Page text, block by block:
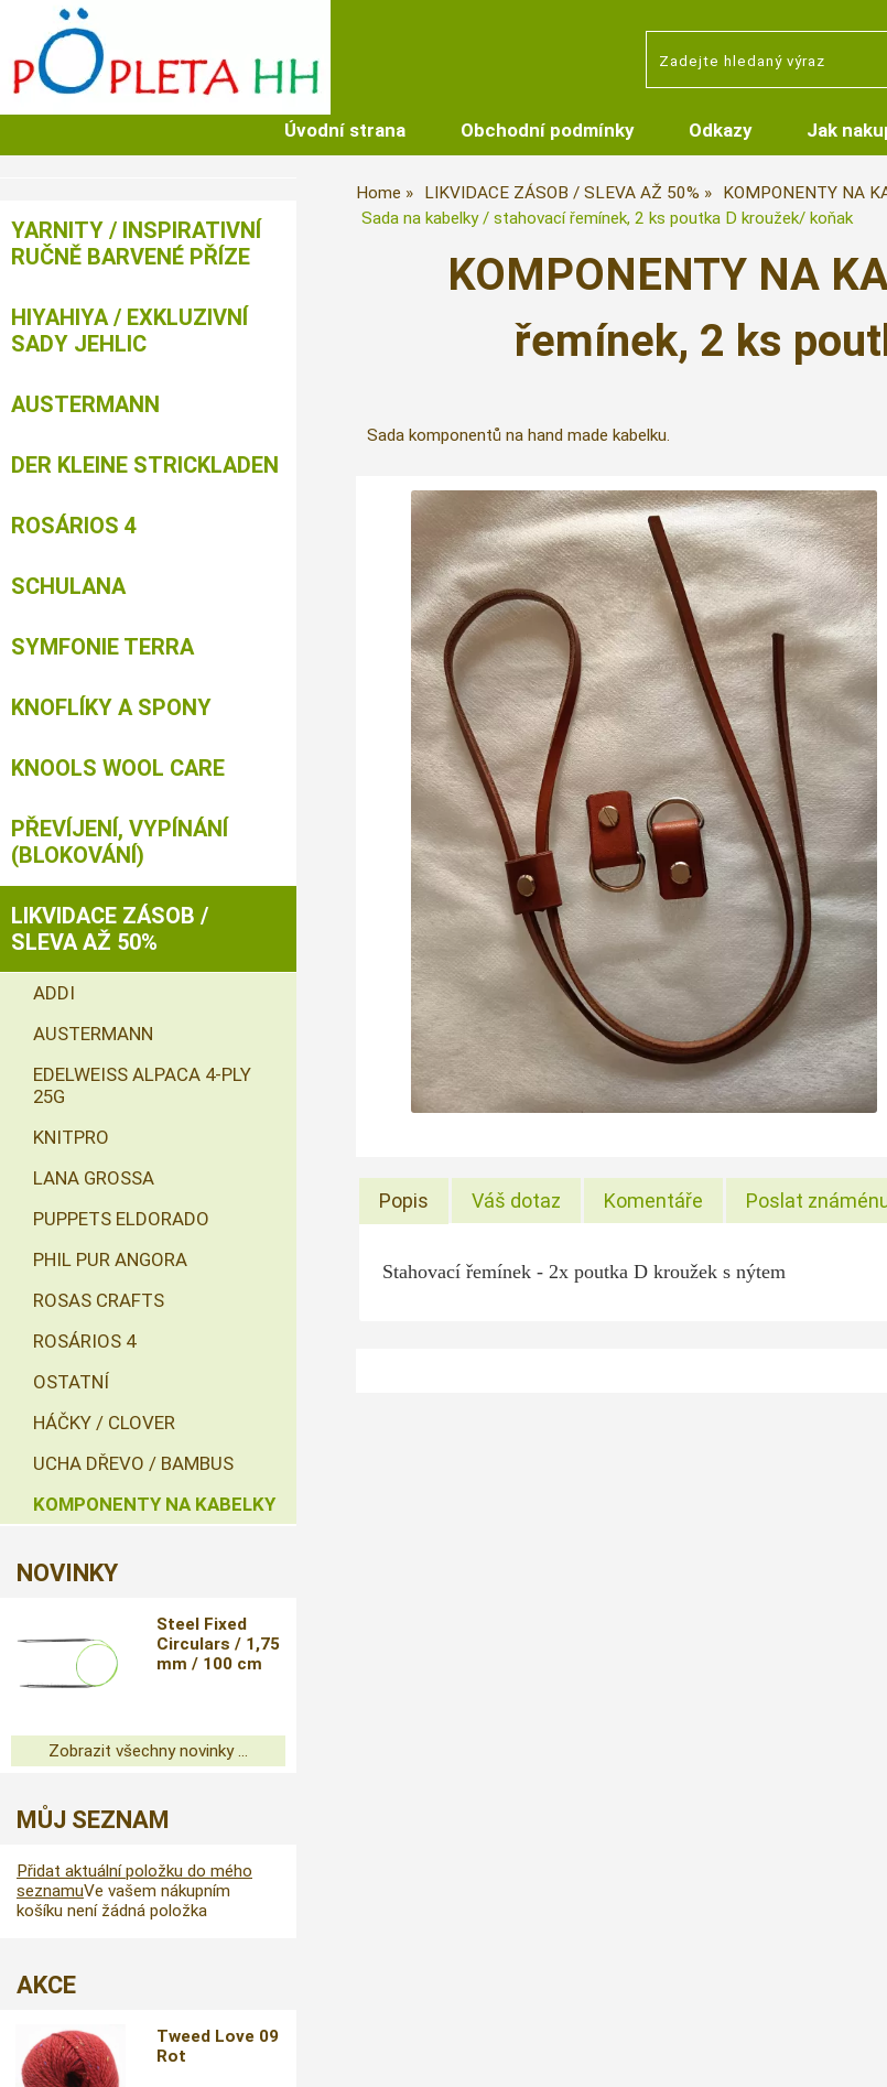
Úvodní strana Obchodní podmínky Odkazy Jak
Home LIKVIDACE ZÁSOB / SLEVA AŽ 50%
KOMPONENTY NA
Sada na kabelky / stahovací řemínek, 2 ks poutka D kroužek/ koňak
KOMPONENTY NA
řemínek, 2 ks
Sada komponentů na hand made kabelku.
Popis Váš dotaz Komentáře Poslat
Stahovací řemínek - 2x poutka D kroužek s nýtem
YARNITY / INSPIRATIVNÍ
RUČNĚ BARVENÉ PŘÍZE
HIYAHIYA / EXKLUZIVNÍ
SADY JEHLIC
AUSTERMANN
DER KLEINE STRICKLADEN
ROSÁRIOS 4
SCHULANA
SYMFONIE TERRA
KNOFLÍKY A SPONY
KNOOLS WOOL CARE
PŘEVÍJENÍ, VYPÍNÁNÍ
(BLOKOVÁNÍ)
LIKVIDACE ZÁSOB /
SLEVA AŽ 50%
ADDI
AUSTERMANN
EDELWEISS ALPACA 4-PLY
25G
KNITPRO
LANA GROSSA
PUPPETS ELDORADO
PHIL PUR ANGORA
ROSAS CRAFTS
ROSÁRIOS 4
OSTATNÍ
HÁČKY / CLOVER
UCHA DŘEVO / BAMBUS
KOMPONENTY NA KABELKY
NOVINKY
Steel Fixed
Circulars / 1,75
mm / 100 cm
Zobrazit všechny novinky ...
MŮJ SEZNAM
Přidat aktuální položku do mého
seznamuVe vašem nákupním
košíku není žádná položka
AKCE
Tweed Love 09
Rot